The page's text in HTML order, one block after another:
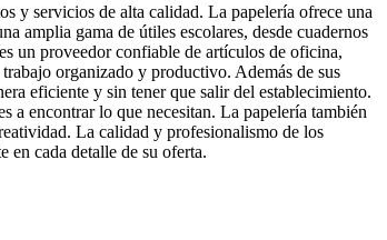
y servicios de alta calidad. La papelería ofrece una
amplia gama de útiles escolares, desde cuadernos
un proveedor confiable de artículos de oficina,
organizado y productivo. Además de sus
eficiente y sin tener que salir del establecimiento.
a encontrar lo que necesitan. La papelería también
La calidad y profesionalismo de los
en cada detalle de su oferta.